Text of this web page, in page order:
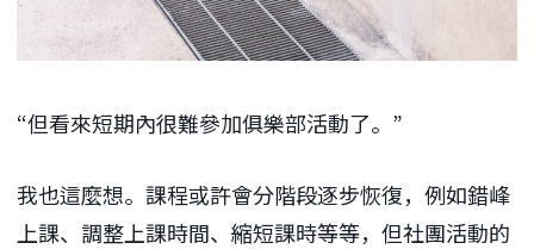
“但看來短期內很難參加俱樂部活動了。”
我也這麼想。課程或許會分階段逐步恢復，例如錯峰
上課、調整上課時間、縮短課時等等，但社團活動的